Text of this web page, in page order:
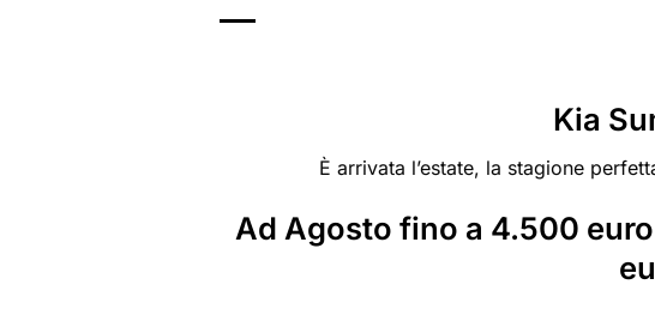
Kia
È arrivata l’estate, la stagione
Ad Agosto fino a 4.500